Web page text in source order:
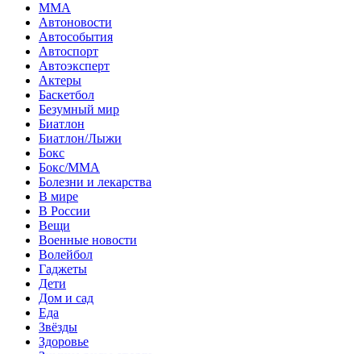
MMA
Автоновости
Автособытия
Автоспорт
Автоэксперт
Актеры
Баскетбол
Безумный мир
Биатлон
Биатлон/Лыжи
Бокс
Бокс/MMA
Болезни и лекарства
В мире
В России
Вещи
Военные новости
Волейбол
Гаджеты
Дети
Дом и сад
Еда
Звёзды
Здоровье